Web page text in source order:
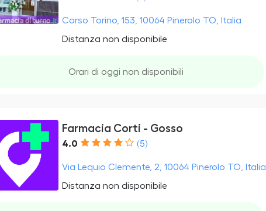
Corso Torino, 153, 10064 Pinerolo TO, Italia
Distanza non disponibile
Orari di oggi non disponibili
Farmacia Corti - Gosso
4.0 (5)
Via Lequio Clemente, 2, 10064 Pinerolo TO, Italia
Distanza non disponibile